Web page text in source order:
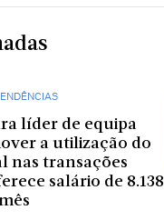
líder de equipa
a utilização do
nas transações
salário de 8.138